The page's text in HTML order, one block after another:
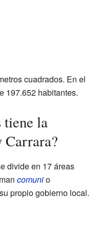
cuadrados. En el
197.652 habitantes.
tiene la
Carrara?
divide en 17 áreas
comunio
propio gobierno local.